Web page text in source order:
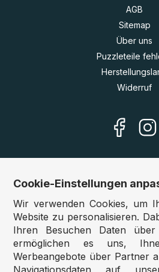
AGB
Sitemap
Über uns
Puzzleteile
Widerruf
Unsere
Deutschland:
Österreich:
Belgien:
Großbritannien:
Cookie-Einstellungen
Wir verwenden Cookies, um
Website zu personalisieren.
Ihren Besuchen Daten
ermöglichen es uns,
Werbeangebote über Partner
Navigationsdaten auf